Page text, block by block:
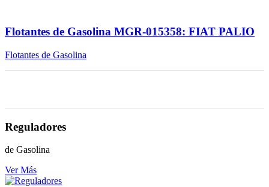
Flotantes de Gasolina MGR-015358: FIAT PALIO
Flotantes de Gasolina
Reguladores
de Gasolina
Ver Más